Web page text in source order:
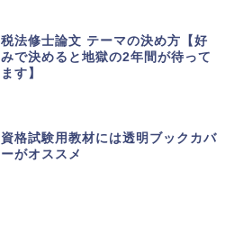
税法修士論文 テーマの決め方【好
みで決めると地獄の2年間が待って
ます】
資格試験用教材には透明ブックカバ
ーがオススメ